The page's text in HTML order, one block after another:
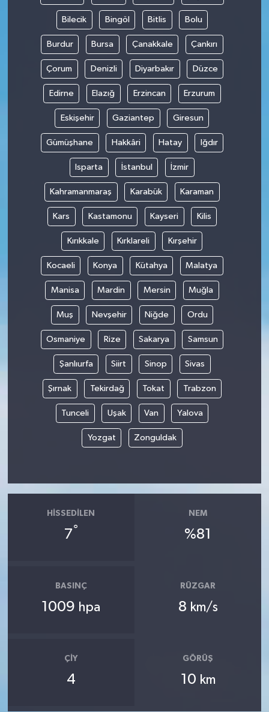
Bilecik Bingöl Bitlis Bolu
Burdur Bursa Çanakkale Çankırı
Çorum Denizli Diyarbakır Düzce
Edirne Elazığ Erzincan Erzurum
Eskişehir Gaziantep Giresun
Gümüşhane Hakkâri Hatay Iğdır
Isparta İstanbul İzmir
Kahramanmaraş Karabük Karaman
Kars Kastamonu Kayseri Kilis
Kırıkkale Kırklareli Kırşehir
Kocaeli Konya Kütahya Malatya
Manisa Mardin Mersin Muğla
Muş Nevşehir Niğde Ordu
Osmaniye Rize Sakarya Samsun
Şanlıurfa Siirt Sinop Sivas
Şırnak Tekirdağ Tokat Trabzon
Tunceli Uşak Van Yalova
Yozgat Zonguldak
HISSEDILEN
7°
NEM
%81
BASINÇ
1009 hpa
RÜZGAR
8 km/s
ÇIY
4
GÖRÜŞ
10 km